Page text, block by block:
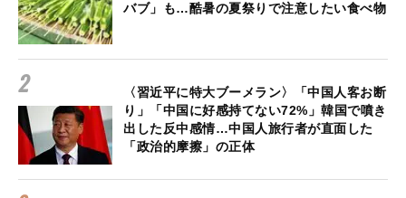
バブ」も…酷暑の夏祭りで注意したい食べ物
〈習近平に特大ブーメラン〉「中国人客お断
り」「中国に好感持てない72%」韓国で噴き
出した反中感情…中国人旅行者が直面した
「政治的摩擦」の正体